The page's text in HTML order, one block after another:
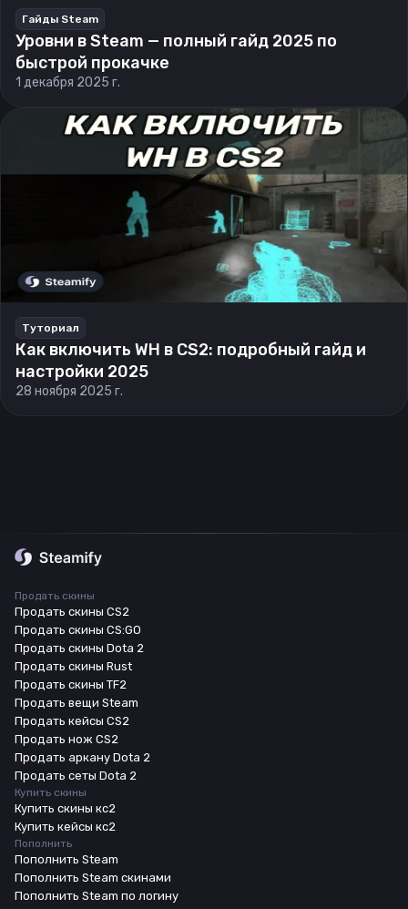
Гайды Steam
Уровни в Steam — полный гайд 2025 по
быстрой прокачке
1 декабря 2025 г.
Туториал
Как включить WH в CS2: подробный гайд и
настройки 2025
28 ноября 2025 г.
Продать скины
Продать скины CS2
Продать скины CS:GO
Продать скины Dota 2
Продать скины Rust
Продать скины TF2
Продать вещи Steam
Продать кейсы CS2
Продать нож CS2
Продать аркану Dota 2
Продать сеты Dota 2
Купить скины
Купить скины кс2
Купить кейсы кс2
Пополнить
Пополнить Steam
Пополнить Steam скинами
Пополнить Steam по логину